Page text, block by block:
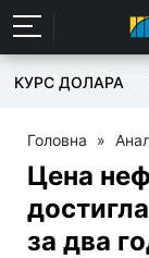
КУРС ДОЛАРА
Головна »
Цена
за два